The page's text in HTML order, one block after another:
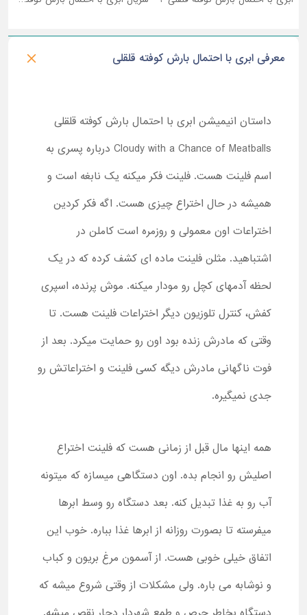
معرفی ابری با احتمال بارش کوفته قلقلی
داستان انیمیشن ابری با احتمال بارش کوفته قلقلی
Cloudy with a Chance of Meatballs درباره پسری به
اسم فلینت هست. فلینت فکر میکنه یک نابغه است و
همیشه در حال اختراع چیزی هست. اگه فکر کردین
اختراعات اون معمولی و روزمره است کاملن در
اشتباهید. مثلن فلینت ماده ای کشف کرده که در یک
لحظه آدمهای کچل رو مودار میکنه. موش پرنده، اسپری
کفش، کنترل تلوزیون دیگر اختراعات فلینت هست. تا
وقتی که مادرش زنده بود اون رو حمایت میکرد. بعد از
فوت ناگهانی مادرش دیگه کسی فلینت و اختراعاتش رو
جدی نمیگیره.
همه اینها مال قبل از زمانی هست که فلینت اختراع
اصلیش رو انجام بده. اون دستگاهی میسازه که میتونه
آب رو به غذا تبدیل کنه. بعد دستگاه رو وسط ابرها
میفرسته تا بصورت روزانه از ابرها غذا بباره. خوب این
اتفاق خیلی خوبی هست. از آسمون مرغ بریون و کباب
و نوشابه می باره. ولی مشکلات از وقتی شروع میشه که